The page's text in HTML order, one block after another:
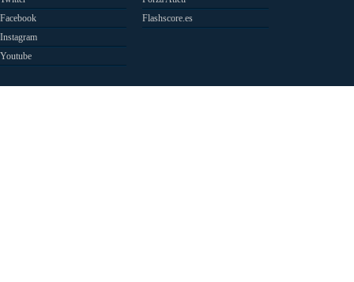
Facebook
Instagram
Youtube
Flashscore.es